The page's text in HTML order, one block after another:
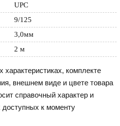
UPC
9/125
3,0мм
2 м
комплекте
внешнем виде и цвете товара
справочный характер и
доступных к моменту